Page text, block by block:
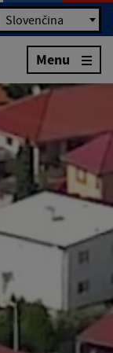
Slovenčina
Menu